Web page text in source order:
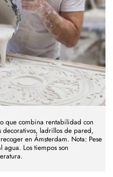
que combina rentabilidad con
ladrillos de pared,
en Ámsterdam. Nota: Pese
Los tiempos son